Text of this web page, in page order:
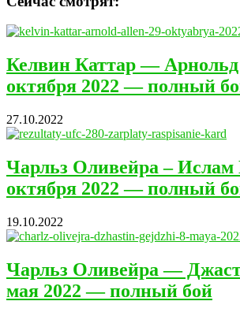
Келвин Каттар —
октября 2022 — полный
27.10.2022
Чарльз Оливейра – Ислам
октября 2022 — полный
19.10.2022
Чарльз Оливейра —
мая 2022 — полный бой